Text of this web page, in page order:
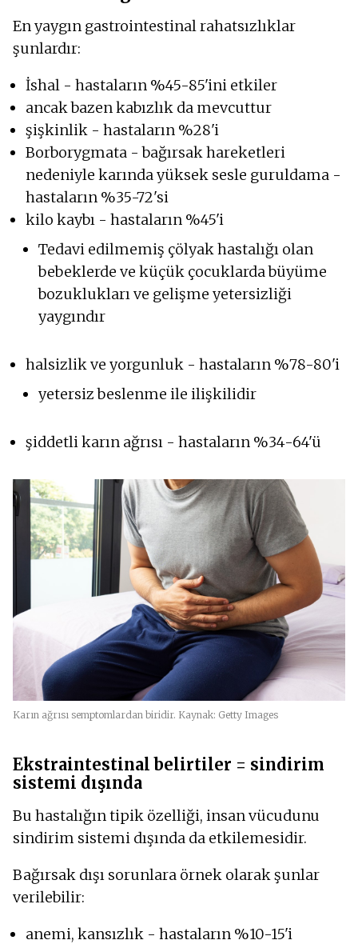
En yaygın gastrointestinal rahatsızlıklar
şunlardır:
İshal - hastaların %45-85'ini etkiler
ancak bazen kabızlık da mevcuttur
şişkinlik - hastaların %28'i
Borborygmata - bağırsak hareketleri
nedeniyle karında yüksek sesle guruldama -
hastaların %35-72'si
kilo kaybı - hastaların %45'i
Tedavi edilmemiş çölyak hastalığı olan
bebeklerde ve küçük çocuklarda büyüme
bozuklukları ve gelişme yetersizliği
yaygındır
halsizlik ve yorgunluk - hastaların %78-80'i
yetersiz beslenme ile ilişkilidir
şiddetli karın ağrısı - hastaların %34-64'ü
Karın ağrısı semptomlardan biridir. Kaynak: Getty Images
Ekstraintestinal belirtiler = sindirim
sistemi dışında
Bu hastalığın tipik özelliği, insan vücudunu
sindirim sistemi dışında da etkilemesidir.
Bağırsak dışı sorunlara örnek olarak şunlar
verilebilir:
anemi, kansızlık - hastaların %10-15'i